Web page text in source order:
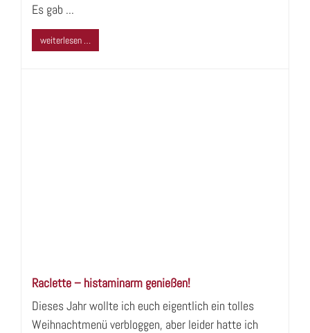
Es gab ...
weiterlesen …
Raclette – histaminarm genießen!
Dieses Jahr wollte ich euch eigentlich ein tolles
Weihnachtmenü verbloggen, aber leider hatte ich